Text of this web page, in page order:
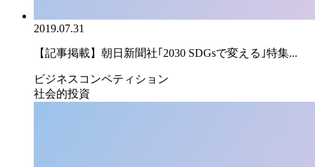
2019.07.31
【記事掲載】朝日新聞社｢2030 SDGsで変える｣特集...
ビジネスコンペティション
社会的投資